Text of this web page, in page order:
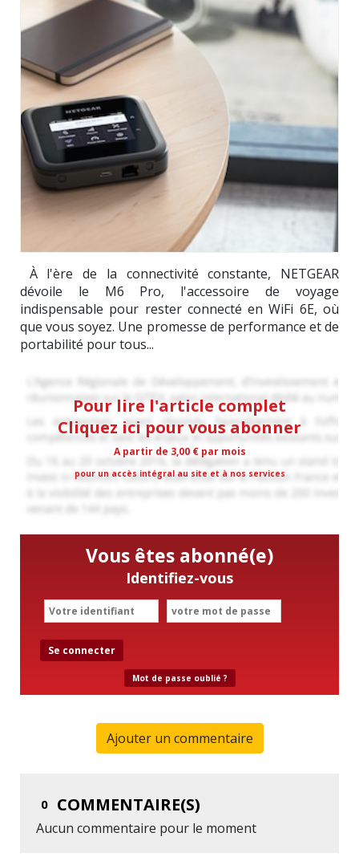
À l'ère de la connectivité constante, NETGEAR
dévoile le M6 Pro, l'accessoire de voyage
indispensable pour rester connecté en WiFi 6E, où
que vous soyez. Une promesse de performance et de
portabilité pour tous...
Pour lire l'article complet
Cliquez ici pour vous abonner
A partir de 3,00 € par mois
pour un accès intégral au site et à nos services
Vous êtes abonné(e)
Identifiez-vous
Se connecter
Mot de passe oublié ?
Ajouter un commentaire
0 COMMENTAIRE(S)
Aucun commentaire pour le moment